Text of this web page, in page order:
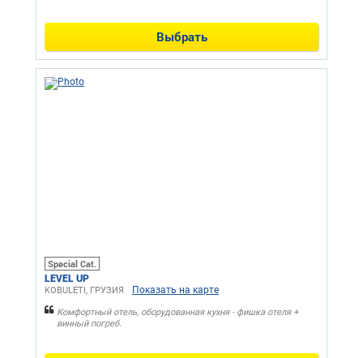
Выбрать
Special Cat.
LEVEL UP
KOBULETI, ГРУЗИЯ Показать на карте
Комфортный отель, оборудованная кухня - фишка отеля +
винный погреб.